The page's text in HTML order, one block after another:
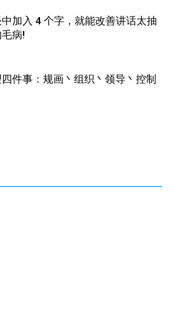
加入 4 个字，就能改善讲话太抽
病!
件事：规画丶组织丶领导丶控制